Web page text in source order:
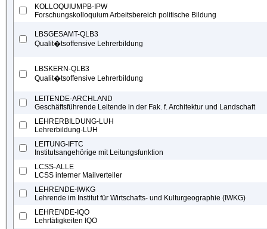
KOLLOQUIUMPB-IPW
Forschungskolloquium Arbeitsbereich politische Bildung
LBSGESAMT-QLB3
Qualit�tsoffensive Lehrerbildung
LBSKERN-QLB3
Qualit�tsoffensive Lehrerbildung
LEITENDE-ARCHLAND
Geschäftsführende Leitende in der Fak. f. Architektur und Landschaft
LEHRERBILDUNG-LUH
Lehrerbildung-LUH
LEITUNG-IFTC
Institutsangehörige mit Leitungsfunktion
LCSS-ALLE
LCSS interner Mailverteiler
LEHRENDE-IWKG
Lehrende im Institut für Wirtschafts- und Kulturgeographie (IWKG)
LEHRENDE-IQO
Lehrtätigkeiten IQO